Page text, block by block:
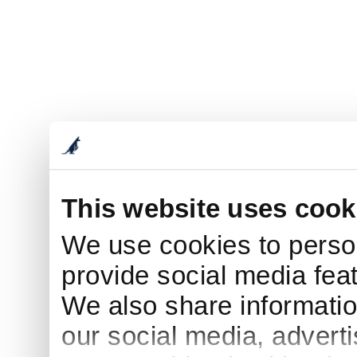
This website uses
We use cookies to
provide social media
We also share
our social media,